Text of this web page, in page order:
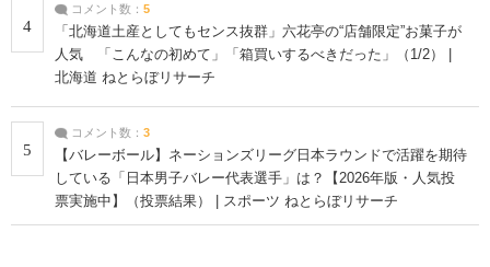
4
コメント数： 5
「北海道土産としてもセンス抜群」六花亭の“店舗限定”お菓子が
人気 「こんなの初めて」「箱買いするべきだった」（1/2） |
北海道 ねとらぼリサーチ
5
コメント数： 3
【バレーボール】ネーションズリーグ日本ラウンドで活躍を期待
している「日本男子バレー代表選手」は？【2026年版・人気投
票実施中】（投票結果） | スポーツ ねとらぼリサーチ